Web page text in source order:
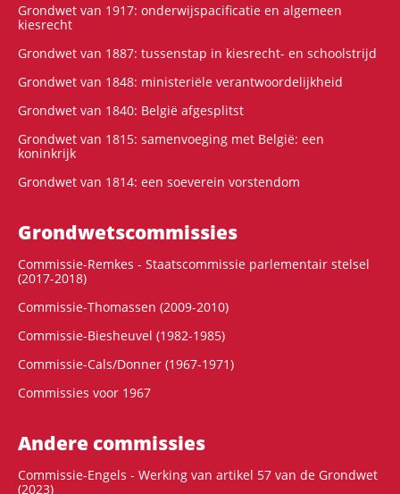
Grondwet van 1917: onderwijspacificatie en algemeen
kiesrecht
Grondwet van 1887: tussenstap in kiesrecht- en schoolstrijd
Grondwet van 1848: ministeriële verantwoordelijkheid
Grondwet van 1840: België afgesplitst
Grondwet van 1815: samenvoeging met België: een
koninkrijk
Grondwet van 1814: een soeverein vorstendom
Grondwets­commissies
Commissie-Remkes - Staatscommissie parlementair stelsel
(2017-2018)
Commissie-Thomassen (2009-2010)
Commissie-Biesheuvel (1982-1985)
Commissie-Cals/Donner (1967-1971)
Commissies voor 1967
Andere commissies
Commissie-Engels - Werking van artikel 57 van de Grondwet
(2023)